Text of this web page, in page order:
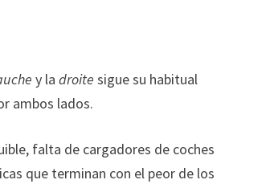
y ladroite sigue su habitual
ambos lados.
falta de cargadores de coches
que terminan con el peor de los